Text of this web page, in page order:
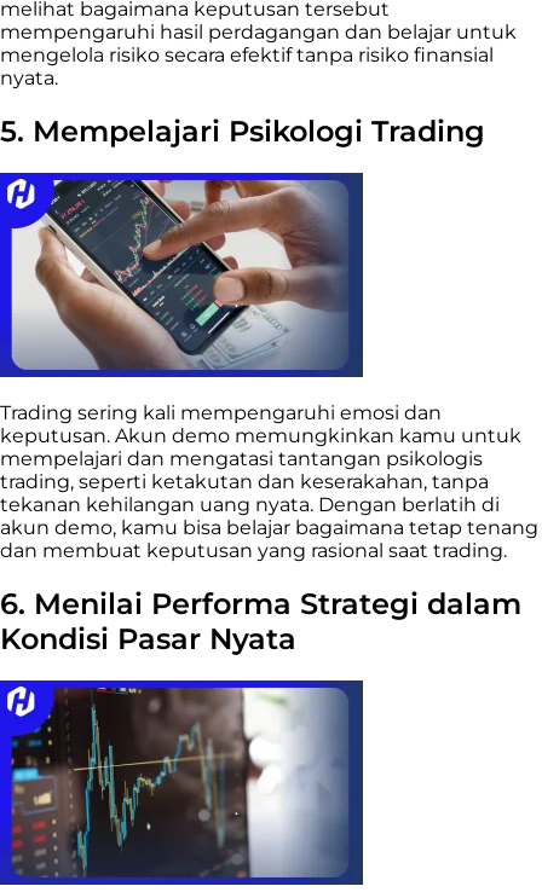
melihat bagaimana keputusan tersebut
mempengaruhi hasil perdagangan dan belajar untuk
mengelola risiko secara efektif tanpa risiko finansial
nyata.
5. Mempelajari Psikologi Trading
Trading sering kali mempengaruhi emosi dan
keputusan. Akun demo memungkinkan kamu untuk
mempelajari dan mengatasi tantangan psikologis
trading, seperti ketakutan dan keserakahan, tanpa
tekanan kehilangan uang nyata. Dengan berlatih di
akun demo, kamu bisa belajar bagaimana tetap tenang
dan membuat keputusan yang rasional saat trading.
6. Menilai Performa Strategi dalam
Kondisi Pasar Nyata